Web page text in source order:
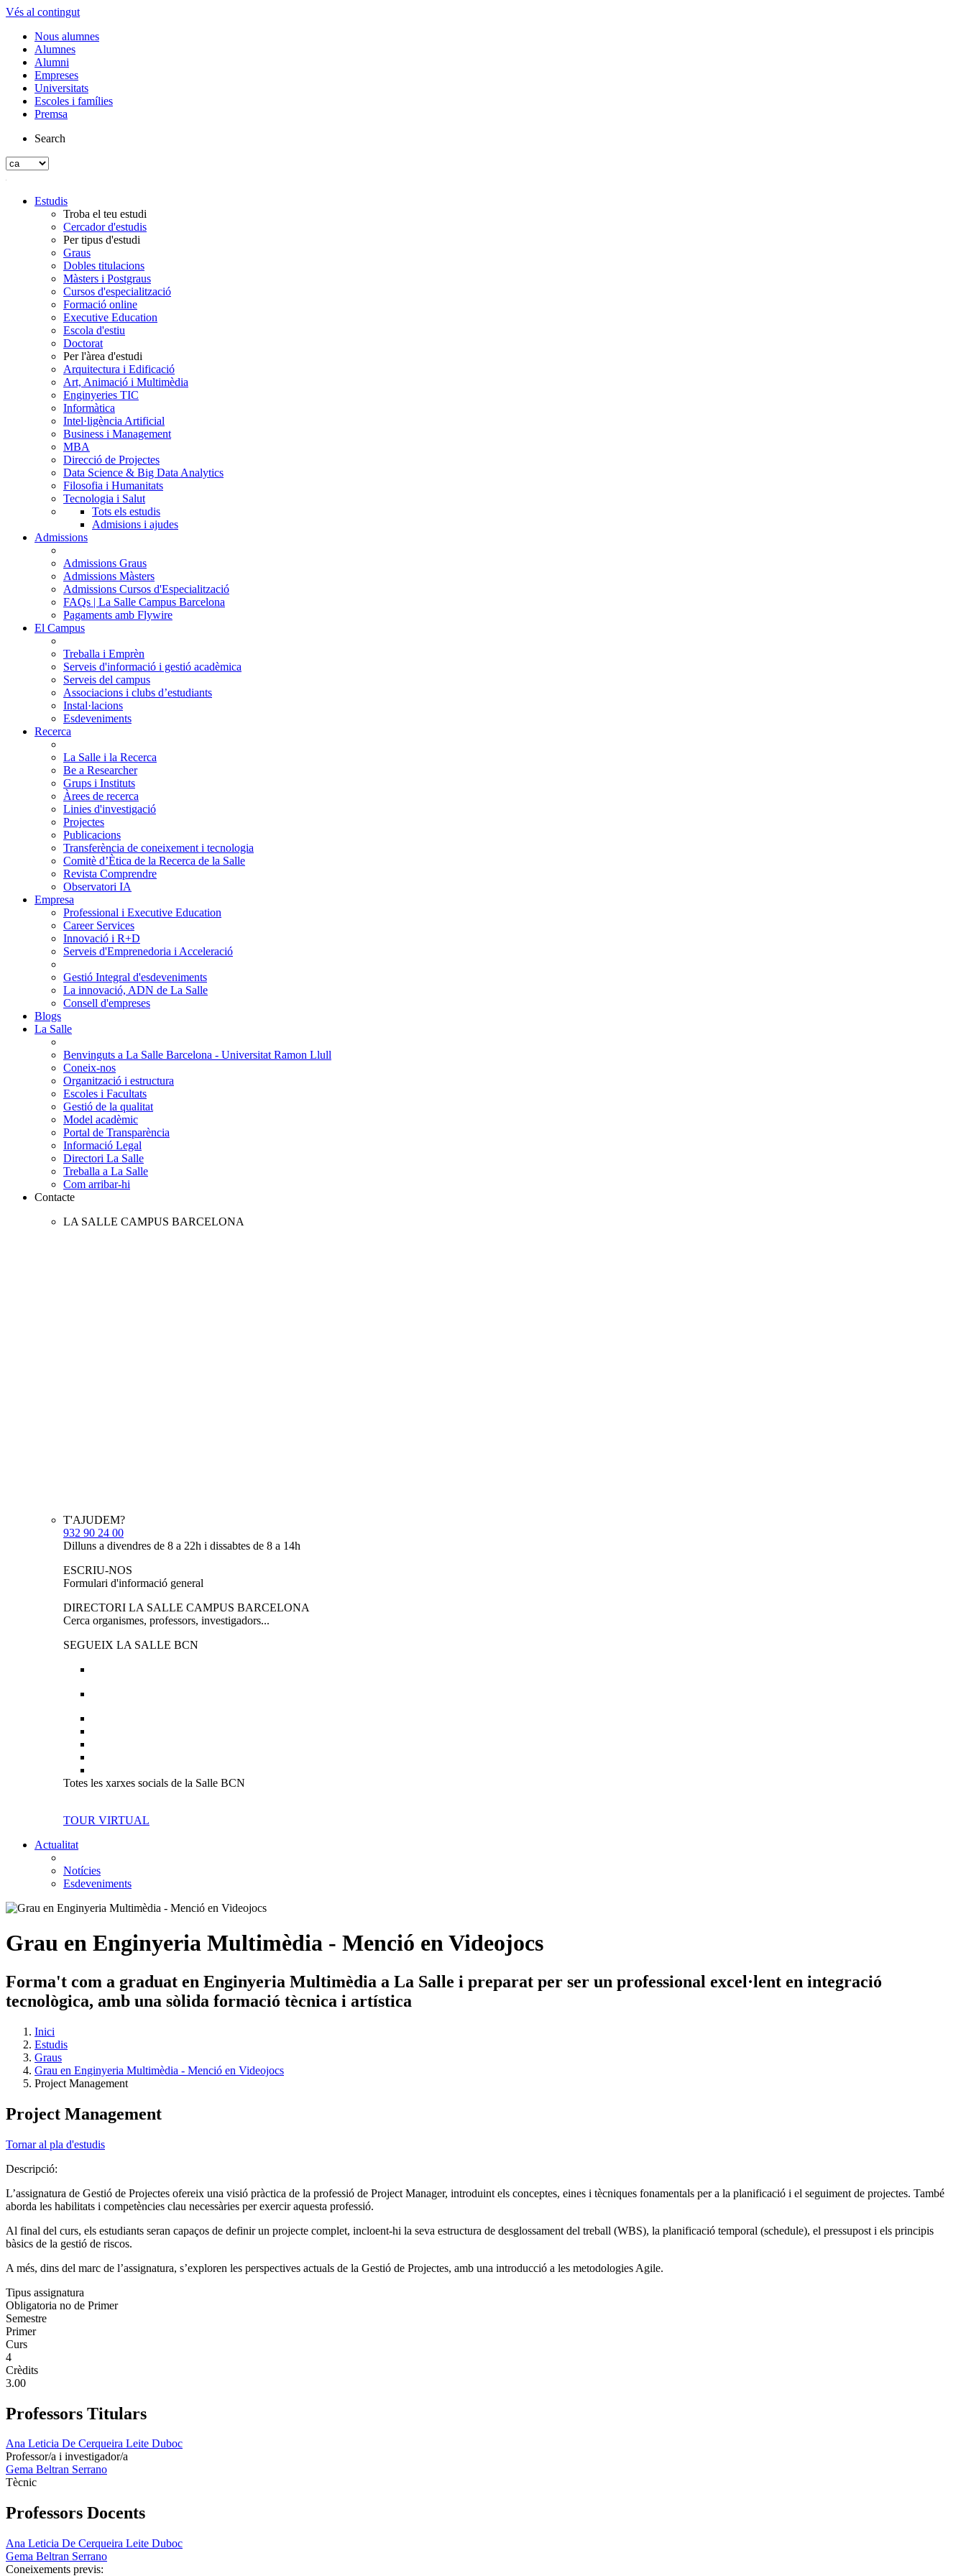
Vés al contingut
Nous alumnes
Alumnes
Alumni
Empreses
Universitats
Escoles i famílies
Premsa
Search
Estudis
Troba el teu estudi
Cercador d'estudis
Per tipus d'estudi
Graus
Dobles titulacions
Màsters i Postgraus
Cursos d'especialització
Formació online
Executive Education
Escola d'estiu
Doctorat
Per l'àrea d'estudi
Arquitectura i Edificació
Art, Animació i Multimèdia
Enginyeries TIC
Informàtica
Intel·ligència Artificial
Business i Management
MBA
Direcció de Projectes
Data Science & Big Data Analytics
Filosofia i Humanitats
Tecnologia i Salut
Tots els estudis
Admisions i ajudes
Admissions
Admissions Graus
Admissions Màsters
Admissions Cursos d'Especialització
FAQs | La Salle Campus Barcelona
Pagaments amb Flywire
El Campus
Treballa i Emprèn
Serveis d'informació i gestió acadèmica
Serveis del campus
Associacions i clubs d’estudiants
Instal·lacions
Esdeveniments
Recerca
La Salle i la Recerca
Be a Researcher
Grups i Instituts
Àrees de recerca
Linies d'investigació
Projectes
Publicacions
Transferència de coneixement i tecnologia
Comitè d’Ètica de la Recerca de la Salle
Revista Comprendre
Observatori IA
Empresa
Professional i Executive Education
Career Services
Innovació i R+D
Serveis d'Emprenedoria i Acceleració
Gestió Integral d'esdeveniments
La innovació, ADN de La Salle
Consell d'empreses
Blogs
La Salle
Benvinguts a La Salle Barcelona - Universitat Ramon Llull
Coneix-nos
Organització i estructura
Escoles i Facultats
Gestió de la qualitat
Model acadèmic
Portal de Transparència
Informació Legal
Directori La Salle
Treballa a La Salle
Com arribar-hi
Contacte
LA SALLE CAMPUS BARCELONA
T'AJUDEM?
932 90 24 00
Dilluns a divendres de 8 a 22h i dissabtes de 8 a 14h
ESCRIU-NOS
Formulari d'informació general
DIRECTORI LA SALLE CAMPUS BARCELONA
Cerca organismes, professors, investigadors...
SEGUEIX LA SALLE BCN
Totes les xarxes socials de la Salle BCN
TOUR VIRTUAL
Actualitat
Notícies
Esdeveniments
Grau en Enginyeria Multimèdia - Menció en Videojocs
Forma't com a graduat en Enginyeria Multimèdia a La Salle i preparat per ser un professional excel·lent en integració
tecnològica, amb una sòlida formació tècnica i artística
Inici
Estudis
Graus
Grau en Enginyeria Multimèdia - Menció en Videojocs
Project Management
Project Management
Tornar al pla d'estudis
Descripció:
L’assignatura de Gestió de Projectes ofereix una visió pràctica de la professió de Project Manager, introduint els conceptes, eines i tècniques fonamentals per a la planificació i el seguiment de projectes. També
aborda les habilitats i competències clau necessàries per exercir aquesta professió.
Al final del curs, els estudiants seran capaços de definir un projecte complet, incloent-hi la seva estructura de desglossament del treball (WBS), la planificació temporal (schedule), el pressupost i els principis
bàsics de la gestió de riscos.
A més, dins del marc de l’assignatura, s’exploren les perspectives actuals de la Gestió de Projectes, amb una introducció a les metodologies Agile.
Tipus assignatura
Obligatoria no de Primer
Semestre
Primer
Curs
4
Crèdits
3.00
Professors Titulars
Ana Leticia De Cerqueira Leite Duboc
Professor/a i investigador/a
Gema Beltran Serrano
Tècnic
Professors Docents
Ana Leticia De Cerqueira Leite Duboc
Gema Beltran Serrano
Coneixements previs: